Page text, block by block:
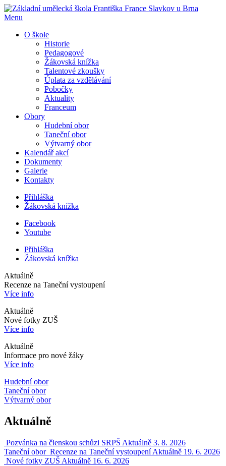
Menu
O škole
Historie
Pedagogové
Žákovská knížka
Talentové zkoušky
Úplata za vzdělávání
Pobočky
Aktuality
Franceum
Obory
Hudební obor
Taneční obor
Výtvarný obor
Kalendář akcí
Dokumenty
Galerie
Kontakty
Přihláška
Žákovská knížka
Facebook
Youtube
Přihláška
Žákovská knížka
Aktuálně
Recenze na Taneční vystoupení
Více info
Aktuálně
Nové fotky ZUŠ
Více info
Aktuálně
Informace pro nové žáky
Více info
Hudební obor
Taneční obor
Výtvarný obor
Aktuálně
Pozvánka na členskou schůzi SRPŠ Aktuálně 3. 8. 2026
Taneční obor Recenze na Taneční vystoupení Aktuálně 19. 6. 2026
Nové fotky ZUŠ Aktuálně 16. 6. 2026